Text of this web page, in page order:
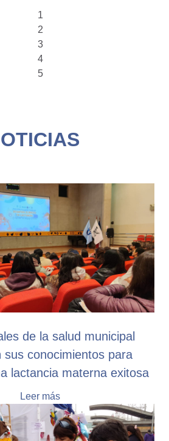
1
2
3
4
5
de la salud municipal
sus conocimientos para
lactancia materna exitosa
Leer más